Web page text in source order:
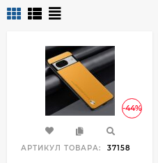
-44%
АРТИКУЛ ТОВАРА: 37158